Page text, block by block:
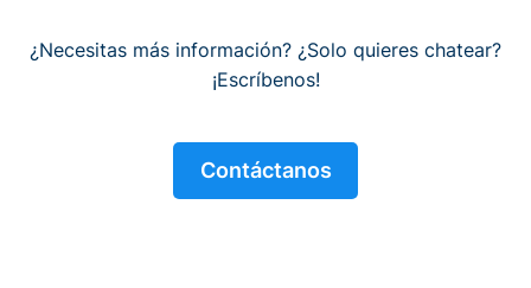
¿Necesitas más información? ¿Solo quieres chatear?
¡Escríbenos!
Contáctanos